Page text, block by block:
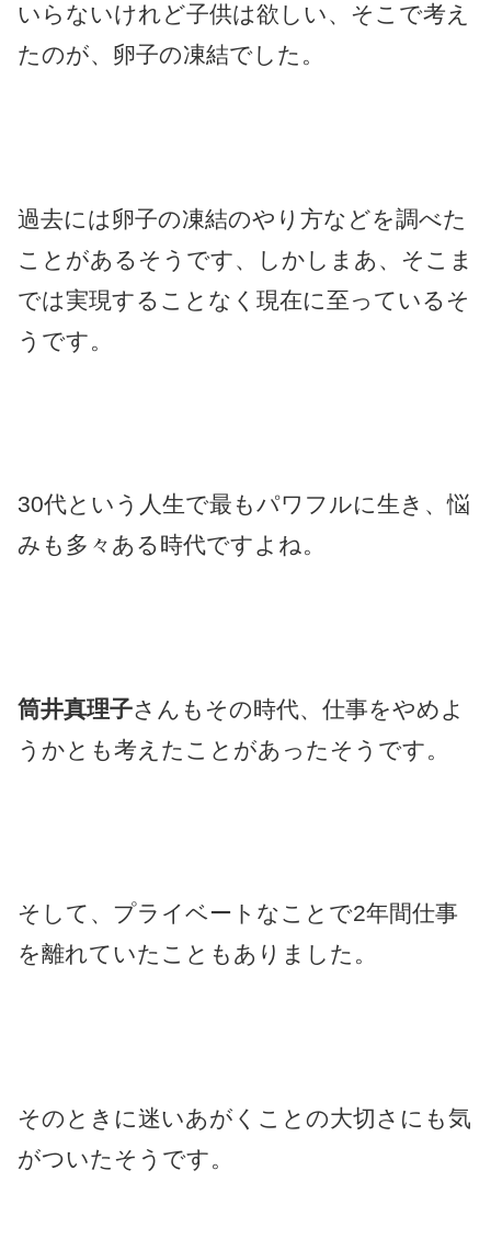
いらないけれど子供は欲しい、そこで考え
たのが、卵子の凍結でした。
過去には卵子の凍結のやり方などを調べた
ことがあるそうです、しかしまあ、そこま
では実現することなく現在に至っているそ
うです。
30代という人生で最もパワフルに生き、悩
みも多々ある時代ですよね。
筒井真理子さんもその時代、仕事をやめよ
うかとも考えたことがあったそうです。
そして、プライベートなことで2年間仕事
を離れていたこともありました。
そのときに迷いあがくことの大切さにも気
がついたそうです。